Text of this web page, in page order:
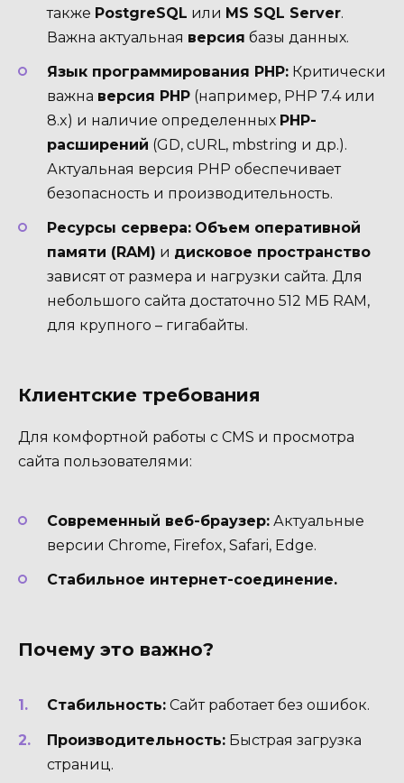
также PostgreSQL или MS SQL Server.
Важна актуальная версия базы данных.
Язык программирования PHP: Критически
важна версия PHP (например, PHP 7.4 или
8.x) и наличие определенных PHP-
расширений (GD, cURL, mbstring и др.).
Актуальная версия PHP обеспечивает
безопасность и производительность.
Ресурсы сервера: Объем оперативной
памяти (RAM) и дисковое пространство
зависят от размера и нагрузки сайта. Для
небольшого сайта достаточно 512 МБ RAM,
для крупного – гигабайты.
Клиентские требования
Для комфортной работы с CMS и просмотра
сайта пользователями:
Современный веб-браузер: Актуальные
версии Chrome, Firefox, Safari, Edge.
Стабильное интернет-соединение.
Почему это важно?
Стабильность: Сайт работает без ошибок.
Производительность: Быстрая загрузка
страниц.